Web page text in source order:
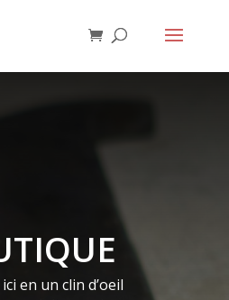
en un clin d’oeil